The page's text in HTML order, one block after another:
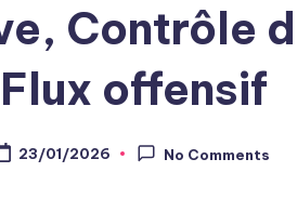
Contrôle
offensif
23/01/2026 No Comments